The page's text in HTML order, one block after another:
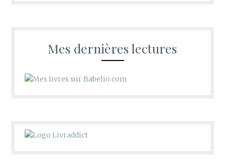
Mes dernières lectures